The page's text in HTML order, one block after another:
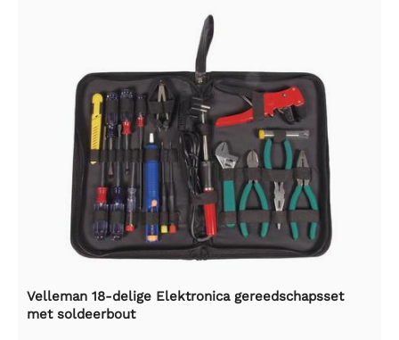
Velleman 18-delige Elektronica gereedschapsset
met soldeerbout